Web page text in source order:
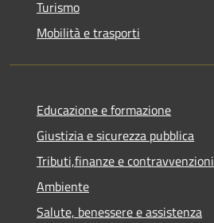
Turismo
Mobilità e trasporti
Educazione e formazione
Giustizia e sicurezza pubblica
Tributi,finanze e contravvenzioni
Ambiente
Salute, benessere e assistenza